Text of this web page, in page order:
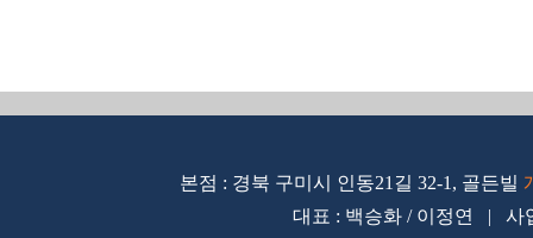
본점 : 경북 구미시 인동21길 32-1, 골든빌
대표 : 백승화 / 이정연 | 사